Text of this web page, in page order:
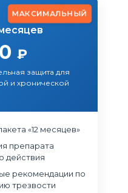
МАКСИМАЛЬНЫЙ
₽
защита для
и хронической
«12 месяцев»
препарата
действия
рекомендации по
трезвости